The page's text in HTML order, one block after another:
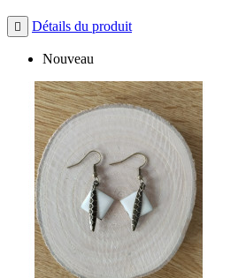
 Détails du produit
Nouveau